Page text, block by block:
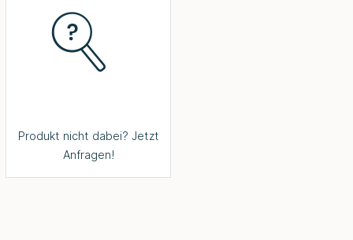
Produkt nicht dabei? Jetzt
Anfragen!